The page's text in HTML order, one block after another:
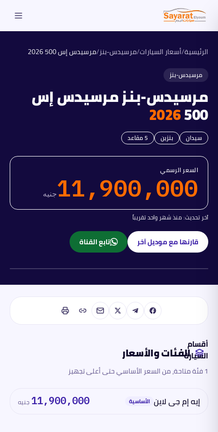
الرئيسية/أسعار السيارات/مرسيدس-بنز/مرسيدس إس 500 2026
مرسيدس-بنز
مرسيدس-بنزمرسيدس إس
500
2026
سيدان بنزين 5مقاعد
السعر الرسمي
11,900,000جنيه
آخر تحديث:منذ شهر واحد تقريباً
قارنها مع موديل آخر تابع القناة
أقسام
السيارة
الفئات
الفئات والأسعار
1 فئة متاحة، من السعر الأساسي حتى أعلى تجهيز
إيه إم جي لاين الأساسية 11,900,000 جنيه